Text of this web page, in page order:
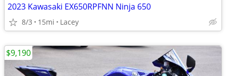
2023 Kawasaki EX650RPFNN Ninja 650
8/3 15mi Lacey
$9,190